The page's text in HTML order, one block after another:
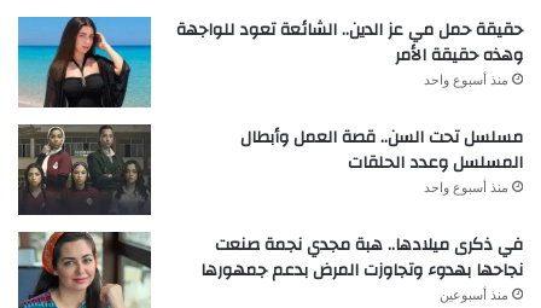
حقيقة حمل مي عز الدين.. الشائعة تعود للواجهة
وهذه حقيقة الأمر
منذ أسبوع واحد
مسلسل تحت السن.. قصة العمل وأبطال
المسلسل وعدد الحلقات
منذ أسبوع واحد
في ذكرى ميلادها.. هبة مجدي نجمة صنعت
نجاحها بهدوء وتجاوزت المرض بدعم جمهورها
منذ أسبوعين